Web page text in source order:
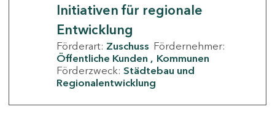
Initiativen für regionale
Entwicklung
Förderart: Zuschuss Fördernehmer:
Öffentliche Kunden
Kommunen
Förderzweck: Städtebau und
Regionalentwicklung